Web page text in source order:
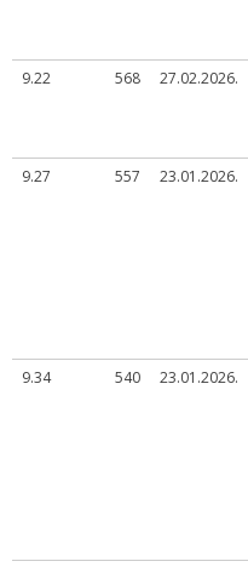
9.22 568 27.02.2026.
9.27
557 23.01.2026.
9.34
540 23.01.2026.